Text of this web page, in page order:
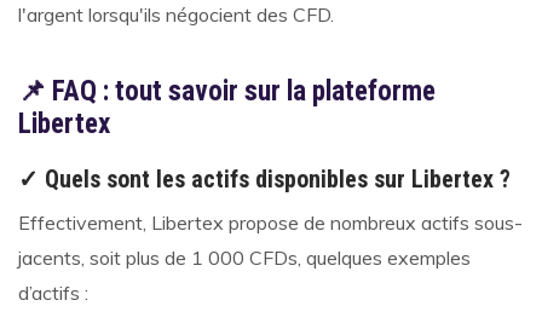
l'argent lorsqu'ils négocient des CFD.
📌 FAQ : tout savoir sur la plateforme
Libertex
✓ Quels sont les actifs disponibles sur Libertex ?
Effectivement, Libertex propose de nombreux actifs sous-
jacents, soit plus de 1 000 CFDs, quelques exemples
d’actifs :